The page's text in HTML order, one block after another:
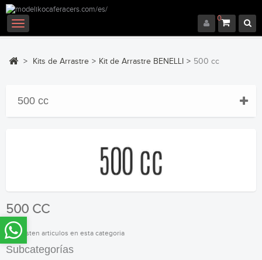
0
Navegación
Toggle
> Kits de Arrastre > Kit de Arrastre BENELLI > 500 cc
500 cc
500 CC
No existen articulos en esta categoria
Subcategorías